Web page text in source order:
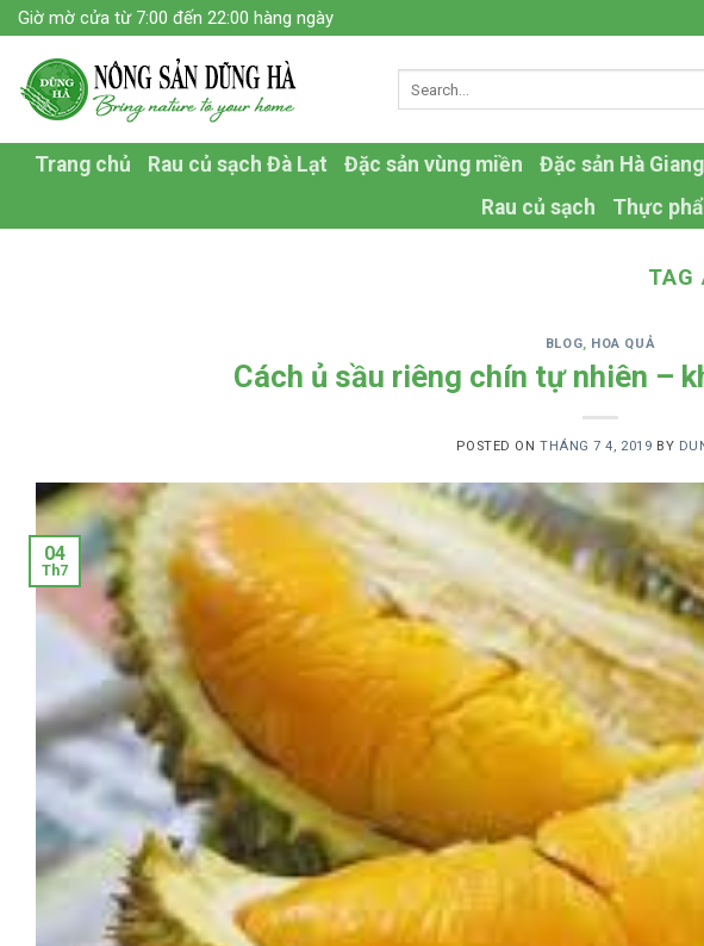
Skip
to
content
Giờ mờ cửa từ 7:00 đến 22:00 hàng ngày
Trang chủ Rau củ sạch Đà Lạt Đặc sản vùng miền Đặc sản Hà Giang
Rau củ sạch
Thực
TAG
BLOG, HOA QUẢ
Cách ủ sầu riêng chín tự nhiên –
POSTED ONTHÁNG 7 4, 2019 BY
04
Th7